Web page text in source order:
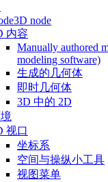
node
内容
Manually authored
modeling software)
生成的几何体
即时几何体
3D 中的 2D
视口
坐标系
空间与操纵小工具
视图菜单